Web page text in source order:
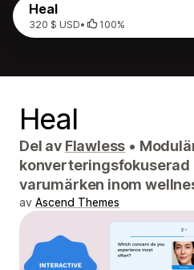
Heal
320 $ USD• 100%
Heal
Del av Flawless •
konverteringsfokuserad
varumärken inom
av Ascend Themes